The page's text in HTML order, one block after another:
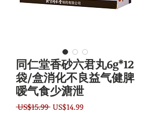
同仁堂香砂六君丸6g*12
袋/盒消化不良益气健脾
嗳气食少溏泄
US$15.99 一US$14.99促